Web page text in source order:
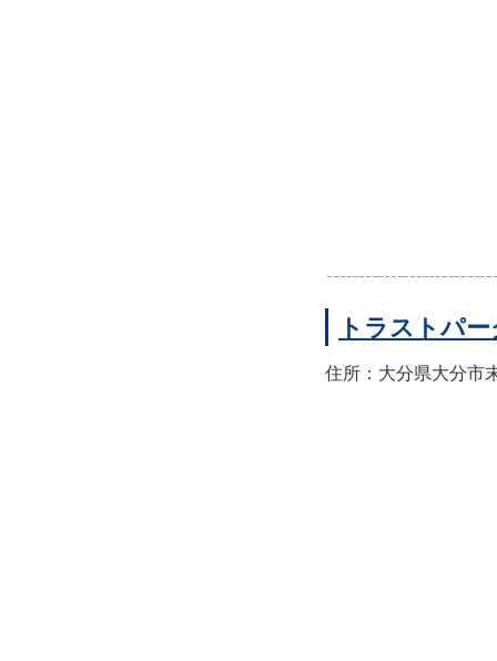
トラストパ
住所：大分県大分市